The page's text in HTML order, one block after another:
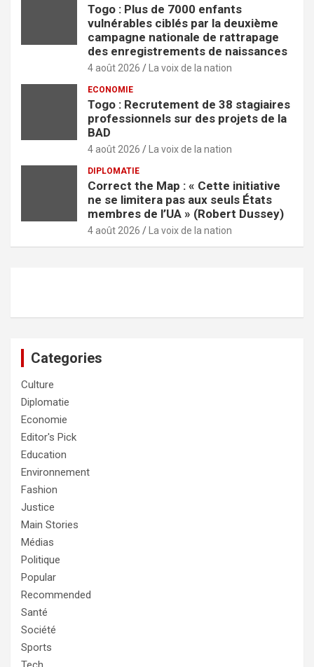
Togo : Plus de 7000 enfants
vulnérables ciblés par la deuxième
campagne nationale de rattrapage
des enregistrements de naissances
4 août 2026 La voix de la nation
ECONOMIE
Togo : Recrutement de 38 stagiaires
professionnels sur des projets de la
BAD
4 août 2026 La voix de la nation
DIPLOMATIE
Correct the Map : « Cette initiative
ne se limitera pas aux seuls États
membres de l’UA » (Robert Dussey)
4 août 2026 La voix de la nation
Categories
Culture
Diplomatie
Economie
Editor's Pick
Education
Environnement
Fashion
Justice
Main Stories
Médias
Politique
Popular
Recommended
Santé
Société
Sports